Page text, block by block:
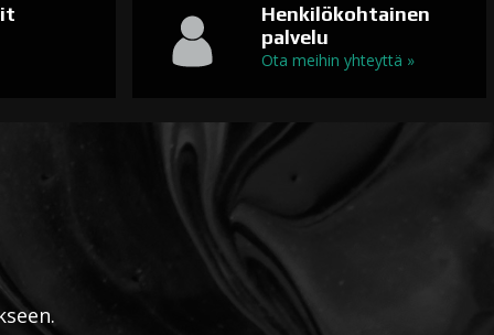
Henkilökohtainen
palvelu
Ota meihin yhteyttä »